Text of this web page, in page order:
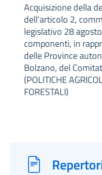
Acquisizione della
dell'articolo 2,
legislativo 28
componenti, in
delle Province
Bolzano, del
(POLITICHE
FORESTALI)